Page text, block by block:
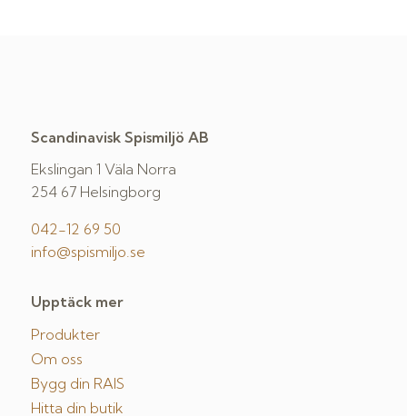
Scandinavisk Spismiljö AB
Ekslingan 1 Väla Norra
254 67 Helsingborg
042-12 69 50
info@spismiljo.se
Upptäck mer
Produkter
Om oss
Bygg din RAIS
Hitta din butik